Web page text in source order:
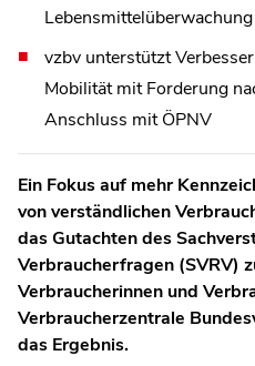
Lebensmittelüberwachung
vzbv unterstützt
Mobilität mit Forderung
Anschluss mit ÖPNV
Ein Fokus auf mehr
von verständlichen
das Gutachten des
Verbraucherfragen (SVRV)
Verbraucherinnen und
Verbraucherzentrale
das Ergebnis.